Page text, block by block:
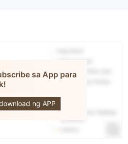
sa App para
ng APP